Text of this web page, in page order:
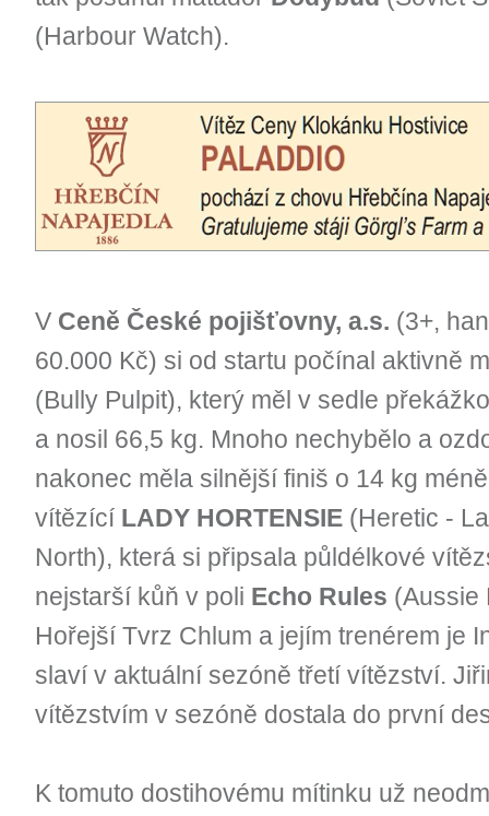
(Harbour Watch).
V Ceně České pojišťovny, a.s. (3+,
60.000 Kč) si od startu počínal aktivně
(Bully Pulpit), který měl v sedle
a nosil 66,5 kg. Mnoho nechybělo a
nakonec měla silnější finiš o 14 kg
vítězící LADY HORTENSIE (Heretic -
North), která si připsala půldélkové
nejstarší kůň v poli Echo Rules (Aussie
Hořejší Tvrz Chlum a jejím trenérem je
slaví v aktuální sezóně třetí vítězství.
vítězstvím v sezóně dostala do první
K tomuto dostihovému mítinku už